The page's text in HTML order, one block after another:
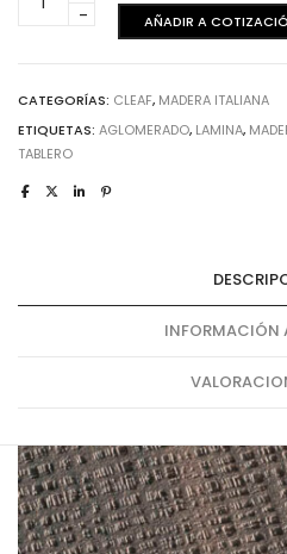
King
AÑADIR A
CATEGORÍAS: CLEAF, MADERA ITALIANA
ETIQUETAS: AGLOMERADO, LAMINA,
TABLERO
INFORMACIÓN